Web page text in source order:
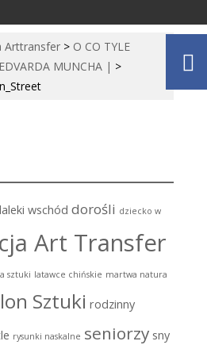
Arttransfer > O CO TYLE
MUNCHA | >
wschód dorośli dziecko w
Art Transfer
sztuki latawce chińskie martwa natura
Sztuki rodzinny
rysunki naskalne seniorzy sny